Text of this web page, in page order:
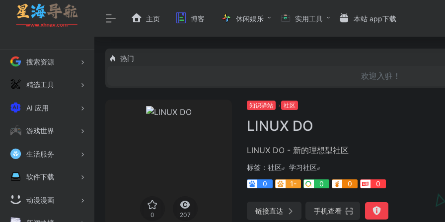
搜索资源
精选工具
AI 应用
游戏世界
生活服务
软件下载
动漫漫画
主页 博客 休闲娱乐 实用工具 本站 app下载
热门
欢迎入驻！
0 207
知识驿站 社区
LINUX DO
LINUX DO - 新的理想型社区
标签： 社区
学习社区
0
1- 0 0 0
链接直达 手机查看